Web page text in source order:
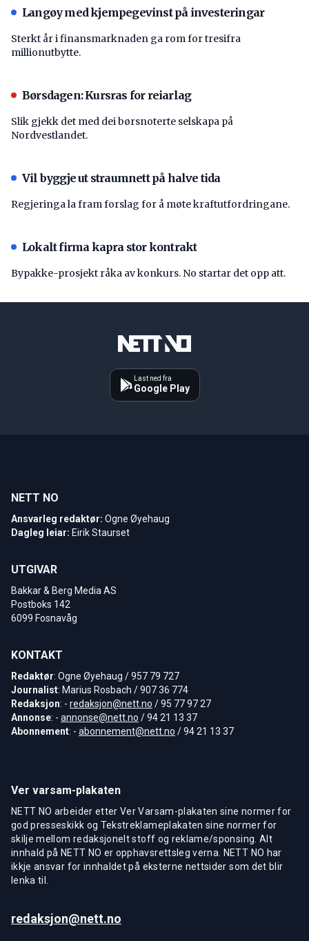
Langøy med kjempegevinst på investeringar
Sterkt år i finansmarknaden ga rom for tresifra
millionutbytte.
Børsdagen: Kursras for reiarlag
Slik gjekk det med dei børsnoterte selskapa på
Nordvestlandet.
Vil byggje ut straumnett på halve tida
Regjeringa la fram forslag for å møte kraftutfordringane.
Lokalt firma kapra stor kontrakt
Bypakke-prosjekt råka av konkurs. No startar det opp att.
Last ned fra
Google Play
NETT NO
Ansvarleg redaktør: Ogne Øyehaug
Dagleg leiar: Eirik Staurset
UTGIVAR
Bakkar & Berg Media AS
Postboks 142
6099 Fosnavåg
KONTAKT
Redaktør: Ogne Øyehaug / 957 79 727
Journalist: Marius Rosbach / 907 36 774
Redaksjon: - redaksjon@nett.no / 95 77 97 27
Annonse: - annonse@nett.no / 94 21 13 37
Abonnement: - abonnement@nett.no / 94 21 13 37
Ver varsam-plakaten
NETT NO arbeider etter Ver Varsam-plakaten sine normer for
god presseskikk og Tekstreklameplakaten sine normer for
skilje mellom redaksjonelt stoff og reklame/sponsing. Alt
innhald på NETT NO er opphavsrettsleg verna. NETT NO har
ikkje ansvar for innhaldet på eksterne nettsider som det blir
lenka til.
redaksjon@nett.no